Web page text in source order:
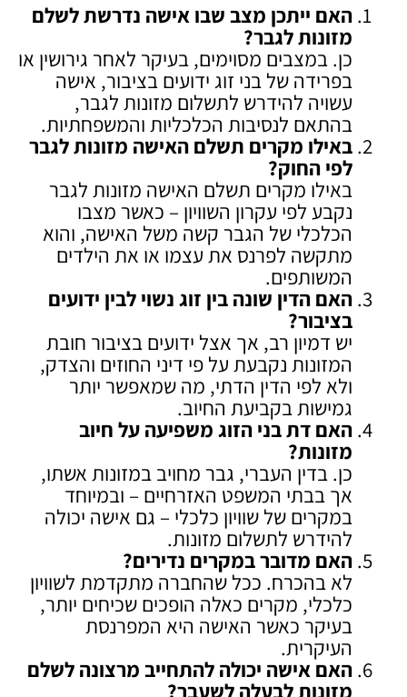
האם ייתכן מצב שבו אישה נדרשת לשלם
מזונות לגבר?
כן. במצבים מסוימים, בעיקר לאחר גירושין או
בפרידה של בני זוג ידועים בציבור, אישה
עשויה להידרש לתשלום מזונות לגבר,
בהתאם לנסיבות הכלכליות והמשפחתיות.
באילו מקרים תשלם האישה מזונות לגבר
לפי החוק?
באילו מקרים תשלם האישה מזונות לגבר
נקבע לפי עקרון השוויון – כאשר מצבו
הכלכלי של הגבר קשה משל האישה, והוא
מתקשה לפרנס את עצמו או את הילדים
המשותפים.
האם הדין שונה בין זוג נשוי לבין ידועים
בציבור?
יש דמיון רב, אך אצל ידועים בציבור חובת
המזונות נקבעת על פי דיני החוזים והצדק,
ולא לפי הדין הדתי, מה שמאפשר יותר
גמישות בקביעת החיוב.
האם דת בני הזוג משפיעה על חיוב
מזונות?
כן. בדין העברי, גבר מחויב במזונות אשתו,
אך בבתי המשפט האזרחיים – ובמיוחד
במקרים של שוויון כלכלי – גם אישה יכולה
להידרש לתשלום מזונות.
האם מדובר במקרים נדירים?
לא בהכרח. ככל שהחברה מתקדמת לשוויון
כלכלי, מקרים כאלה הופכים שכיחים יותר,
בעיקר כאשר האישה היא המפרנסת
העיקרית.
האם אישה יכולה להתחייב מרצונה לשלם
מזונות לבעלה לשעבר?